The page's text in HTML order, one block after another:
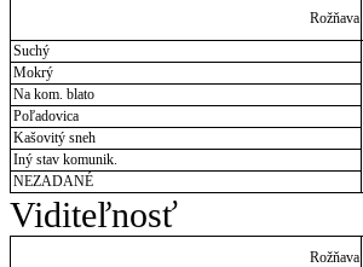
Rožňava
Suchý
Mokrý
Na kom. blato
Poľadovica
Kašovitý sneh
Iný stav komunik.
NEZADANÉ
Viditeľnosť
Rožňava